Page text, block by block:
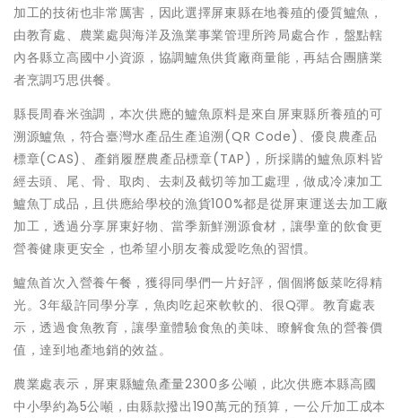
加工的技術也非常厲害，因此選擇屏東縣在地養殖的優質鱸魚，
由教育處、農業處與海洋及漁業事業管理所跨局處合作，盤點轄
內各縣立高國中小資源，協調鱸魚供貨廠商量能，再結合團膳業
者烹調巧思供餐。
縣長周春米強調，本次供應的鱸魚原料是來自屏東縣所養殖的可
溯源鱸魚，符合臺灣水產品生產追溯(QR Code)、優良農產品
標章(CAS)、產銷履歷農產品標章(TAP)，所採購的鱸魚原料皆
經去頭、尾、骨、取肉、去刺及截切等加工處理，做成冷凍加工
鱸魚丁成品，且供應給學校的漁貨100%都是從屏東運送去加工廠
加工，透過分享屏東好物、當季新鮮溯源食材，讓學童的飲食更
營養健康更安全，也希望小朋友養成愛吃魚的習慣。
鱸魚首次入營養午餐，獲得同學們一片好評，個個將飯菜吃得精
光。3年級許同學分享，魚肉吃起來軟軟的、很Q彈。教育處表
示，透過食魚教育，讓學童體驗食魚的美味、瞭解食魚的營養價
值，達到地產地銷的效益。
農業處表示，屏東縣鱸魚產量2300多公噸，此次供應本縣高國
中小學約為5公噸，由縣款撥出190萬元的預算，一公斤加工成本